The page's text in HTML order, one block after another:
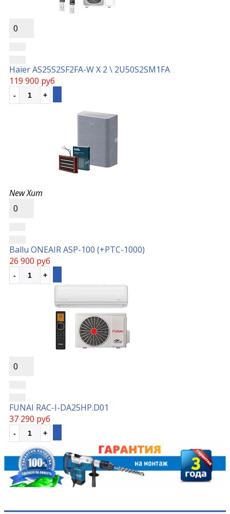
0
Haier AS25S2SF2FA-W Х 2 \ 2U50S2SM1FA
119 900 руб
NewХит
0
Ballu ONEAIR ASP-100 (+РТС-1000)
26 900 руб
0
FUNAI RAC-I-DA25HP.D01
37 290 руб